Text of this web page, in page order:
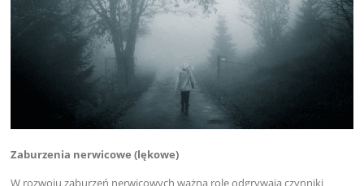
Zaburzenia nerwicowe (lękowe)
W rozwoju zaburzeń nerwicowych ważną rolę odgrywają czynniki